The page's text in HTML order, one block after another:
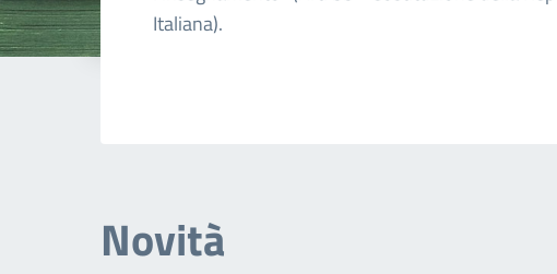
Italiana).
Novità